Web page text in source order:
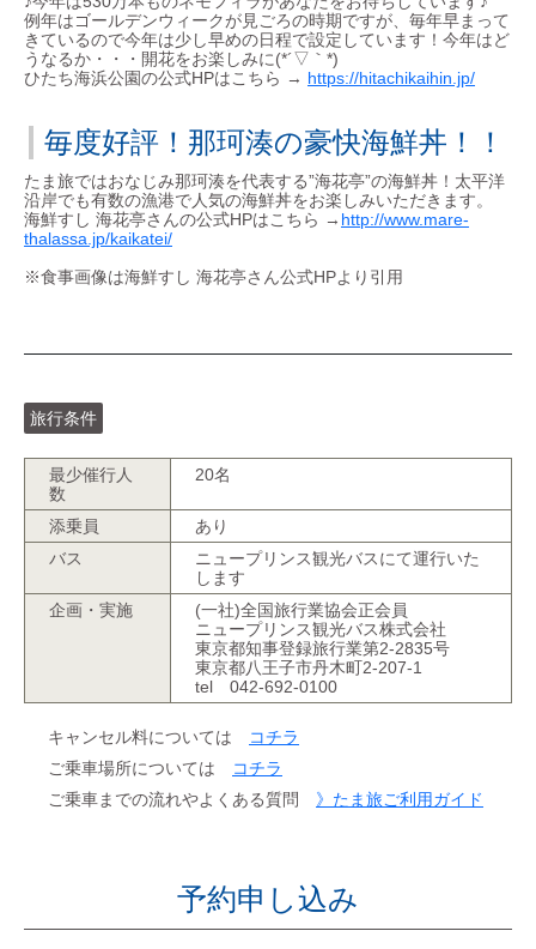
例年はゴールデンウィークが見ごろの時期ですが、毎年早まって
きているので今年は少し早めの日程で設定しています！今年はど
うなるか・・・開花をお楽しみに(*´▽｀*)
ひたち海浜公園の公式HPはこちら → https://hitachikaihin.jp/
毎度好評！那珂湊の豪快海鮮丼！！
たま旅ではおなじみ那珂湊を代表する”海花亭”の海鮮丼！太平洋
沿岸でも有数の漁港で人気の海鮮丼をお楽しみいただきます。
海鮮すし 海花亭さんの公式HPはこちら → http://www.mare-
thalassa.jp/kaikatei/
※食事画像は海鮮すし 海花亭さん公式HPより引用
旅行条件
最少催行人
数
20名
添乗員
あり
バス
ニュープリンス観光バスにて運行いた
します
企画・実施
(一社)全国旅行業協会正会員
ニュープリンス観光バス株式会社
東京都知事登録旅行業第2-2835号
東京都八王子市丹木町2-207-1
tel 042-692-0100
キャンセル料については
コチラ
ご乗車場所については
コチラ
ご乗車までの流れやよくある質問 》たま旅ご利用ガイド
予約申し込み